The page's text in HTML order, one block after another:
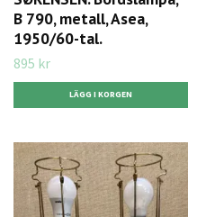
B 790, metall, Asea,
1950/60-tal.
895 kr